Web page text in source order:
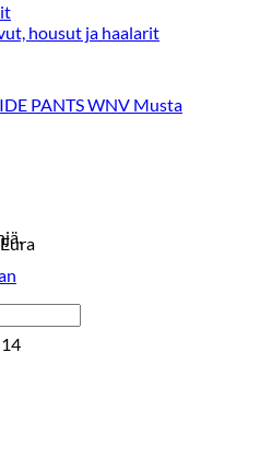
housut ja haalarit
PANTS WNV Musta